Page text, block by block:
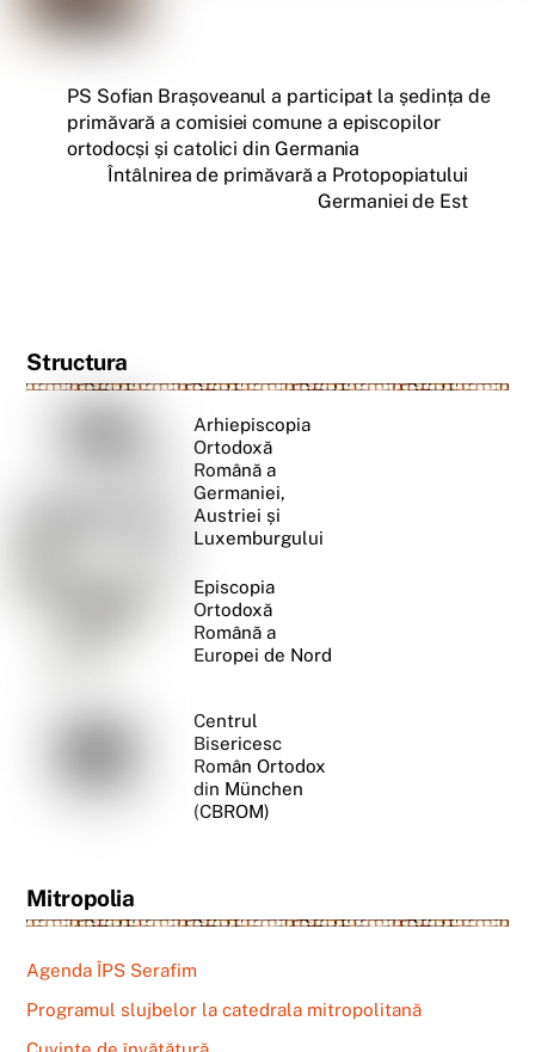
PS Sofian Brașoveanul a participat la ședința de
primăvară a comisiei comune a episcopilor
ortodocși și catolici din Germania
Întâlnirea de primăvară a Protopopiatului
Germaniei de Est
Structura
Arhiepiscopia
Ortodoxă
Română a
Germaniei,
Austriei și
Luxemburgului
Episcopia
Ortodoxă
Română a
Europei de Nord
Centrul
Bisericesc
Român Ortodox
din München
(CBROM)
Mitropolia
Agenda ÎPS Serafim
Programul slujbelor la catedrala mitropolitană